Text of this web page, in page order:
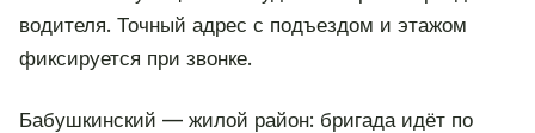
водителя. Точный адрес с подъездом и этажом
фиксируется при звонке.
Бабушкинский — жилой район: бригада идёт по